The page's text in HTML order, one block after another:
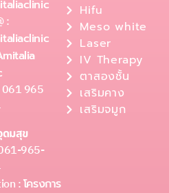
:
061 965
ดมสุข
965-
:โครงการ
Hifu
Meso white
Laser
IV Therapy
ตาสองชั้น
เสริมคาง
เสริมจมูก